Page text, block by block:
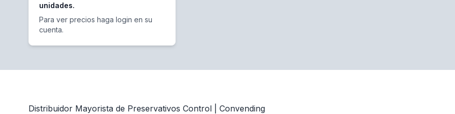
unidades.
Para ver precios haga login en su
cuenta.
Distribuidor Mayorista de Preservativos Control | Convending